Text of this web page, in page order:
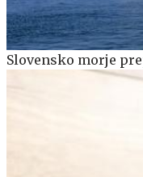
Slovensko morje